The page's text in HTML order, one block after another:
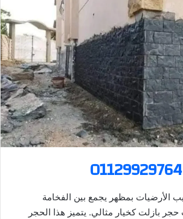
01129929764
الأرضيات بمظهر يجمع بين الفخامة
حجر بازلت كخيار مثالي. يتميز هذا الحجر